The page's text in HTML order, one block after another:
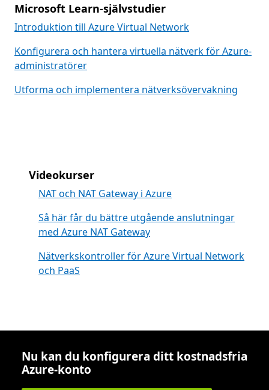
Microsoft Learn-självstudier
Introduktion till Azure Virtual Network
Konfigurera och hantera virtuella nätverk för Azure-
administratörer
Utforma och implementera nätverksövervakning
Videokurser
NAT och NAT Gateway i Azure
Så här får du bättre utgående anslutningar
med Azure NAT Gateway
Nätverkskontroller för Azure Virtual Network
och PaaS
Nu kan du konfigurera ditt kostnadsfria
Azure-konto